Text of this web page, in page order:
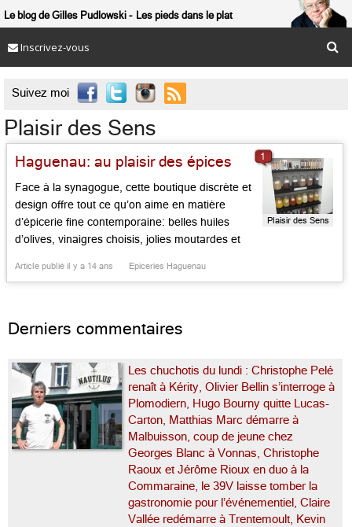
Le blog de Gilles Pudlowski Les pieds dans le plat
Inscrivez-vous
Suivez moi 
Plaisir des Sens
Haguenau: au plaisir des épices
Face à la synagogue, cette boutique discrète et
design offre tout ce qu’on aime en matière
d’épicerie fine contemporaine: belles huiles
d’olives, vinaigres choisis, jolies moutardes et
provenances, thés sélectionnés, mais aussi
Article publié il y a 14 ans Epiceries Haguenau
Plaisir des Sens
1
Derniers commentaires
Les chuchotis du lundi : Christophe Pelé
renaît à Kérity, Olivier Bellin s’interroge à
Plomodiern, Hugo Bourny quitte Lucas-
Carton, Matthias Marc démarre à
Malbuisson, coup de jeune chez
Georges Blanc à Vonnas, Christophe
Raoux et Jérôme Rioux en duo à la
Commaraine, le 39V laisse tomber la
gastronomie pour l’événementiel, Claire
Vallée redémarre à Trentemoult, Kevin